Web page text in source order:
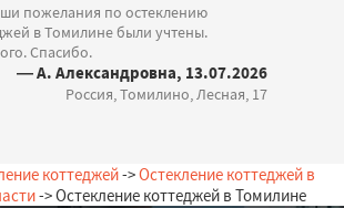
пожелания по остеклению
в Томилине были учтены.
Спасибо.
— А. Александровна, 13.07.2026
Россия, Томилино, Лесная, 17
коттеджей->Остекление коттеджей в
-> Остекление коттеджей в Томилине